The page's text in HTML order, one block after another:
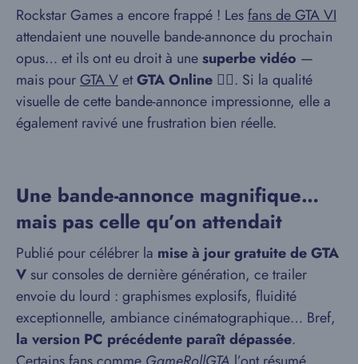
Rockstar Games a encore frappé ! Lesfans de GTA VI
attendaient une nouvelle bande-annonce du prochain
opus… et ils ont eu droit à unesuperbe vidéo —
mais pourGTA VetGTA Online 😵‍💫. Si la qualité
visuelle de cette bande-annonce impressionne, elle a
également ravivé une frustration bien réelle.
Une bande-annonce magnifique…
mais pas celle qu’on attendait
Publié pour célébrer la mise à jour gratuite de GTA
V sur consoles de dernière génération, ce trailer
envoie du lourd : graphismes explosifs, fluidité
exceptionnelle, ambiance cinématographique… Bref,
la version PC précédente paraît dépassée.